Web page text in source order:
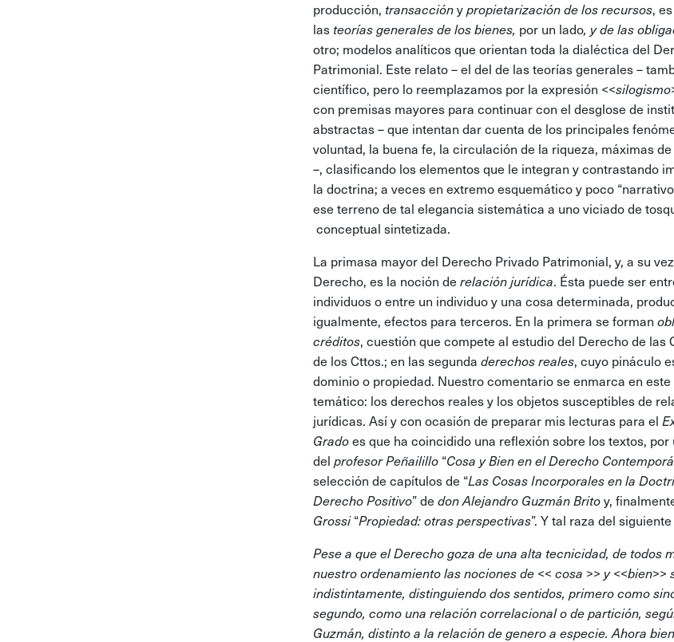
producción, transacciónypropietarización de los recursos,
las teorías generales de los bienes, por un lado, y de las
otro; modelos analíticos que orientan toda la dialéctica del
Patrimonial. Este relato – el del de las teorías generales –
científico, pero lo reemplazamos por la expresión <<silogismo
con premisas mayores para continuar con el desglose de
abstractas – que intentan dar cuenta de los principales
voluntad, la buena fe, la circulación de la riqueza, máximas
–, clasificando los elementos que le integran y contrastando
la doctrina; a veces en extremo esquemático y poco
ese terreno de tal elegancia sistemática a uno viciado de
conceptual sintetizada.
La primasa mayor del Derecho Privado Patrimonial, y, a su
Derecho, es la noción de relación jurídica. Ésta puede ser
individuos o entre un individuo y una cosa determinada,
igualmente, efectos para terceros. En la primera se forman
créditos, cuestión que compete al estudio del Derecho de las
de los Cttos.; en las segunda derechos reales, cuyo pináculo
dominio o propiedad. Nuestro comentario se enmarca en
temático: los derechos reales y los objetos susceptibles de
jurídicas. Así y con ocasión de preparar mis lecturas para el
Gradoes que ha coincidido una reflexión sobre los textos, por
del profesor Peñailillo“Cosa y Bien en el Derecho
selección de capítulos de “Las Cosas Incorporales en la
Derecho Positivo” de don Alejandro Guzmán Britoy,
Grossi“Propiedad: otras perspectivas”. Y tal raza del
Pese a que el Derecho goza de una alta tecnicidad, de todos
nuestro ordenamiento las nociones de << cosa >> y <<bien>>
indistintamente, distinguiendo dos sentidos, primero como
segundo, como una relación correlacional o de partición,
Guzmán, distinto a la relación de genero a especie. Ahora